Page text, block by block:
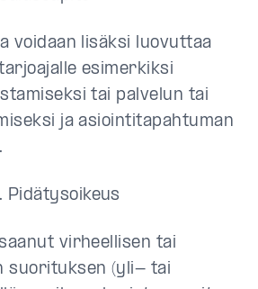
voidaan lisäksi luovuttaa
esimerkiksi
tai palvelun tai
ja asiointitapahtuman
Pidätysoikeus
virheellisen tai
suorituksen (yli- tai